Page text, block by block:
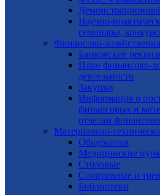
Научно-
семинары,
Финансово-
Банковские
План финансово-
деятельности
Закупки
Информация о
финансовых и
отчетам
Материально-
Общежития
Медицинские
Столовые
Спортивные и
Библиотеки